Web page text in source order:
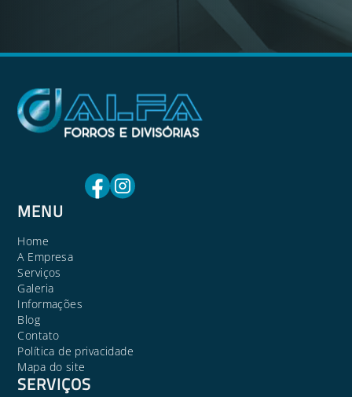
MENU
Home
A Empresa
Serviços
Galeria
Informações
Blog
Contato
Política de privacidade
Mapa do site
SERVIÇOS